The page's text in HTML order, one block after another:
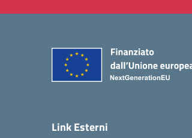
Link Esterni